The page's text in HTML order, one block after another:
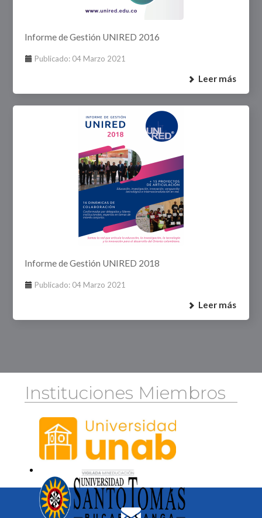
Informe de Gestión UNIRED 2016
Publicado: 04 Marzo 2021
Leer más
Informe de Gestión UNIRED 2018
Publicado: 04 Marzo 2021
Leer más
Instituciones Miembros